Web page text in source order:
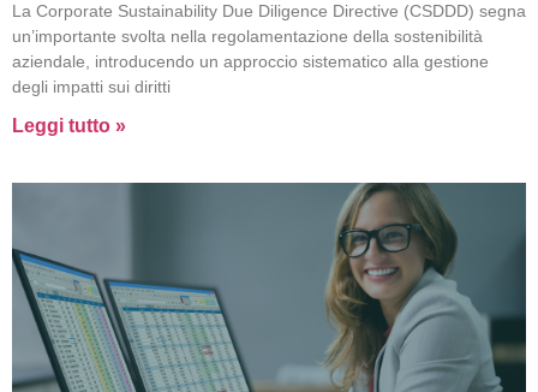
La Corporate Sustainability Due Diligence Directive (CSDDD) segna
un’importante svolta nella regolamentazione della sostenibilità
aziendale, introducendo un approccio sistematico alla gestione
degli impatti sui diritti
Leggi tutto »